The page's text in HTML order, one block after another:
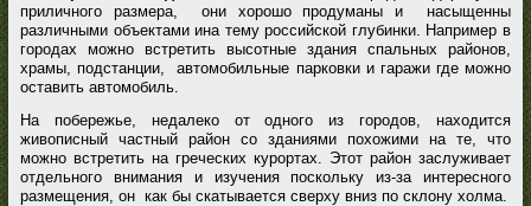
приличного размера, они хорошо продуманы и насыщенны
различными объектами ина тему российской глубинки. Например в
городах можно встретить высотные здания спальных районов,
храмы, подстанции, автомобильные парковки и гаражи где можно
оставить автомобиль.
На побережье, недалеко от одного из городов, находится
живописный частный район со зданиями похожими на те, что
можно встретить на греческих курортах. Этот район заслуживает
отдельного внимания и изучения поскольку из-за интересного
размещения, он как бы скатывается сверху вниз по склону холма.